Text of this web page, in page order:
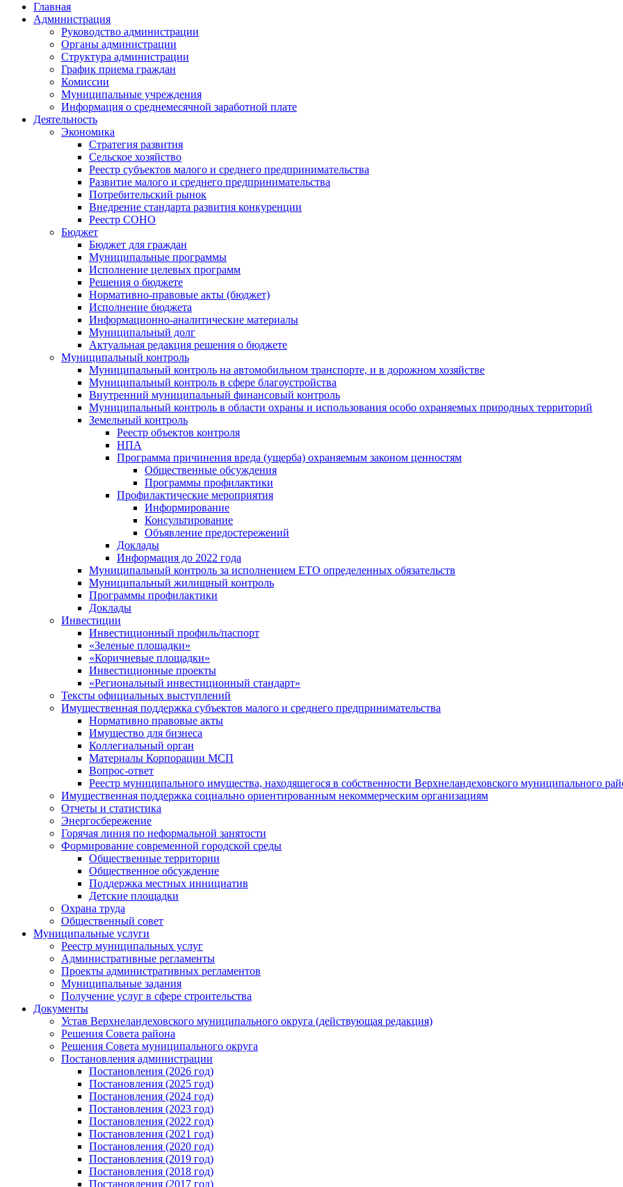
Главная
Администрация
Руководство администрации
Органы администрации
Структура администрации
График приема граждан
Комиссии
Муниципальные учреждения
Информация о среднемесячной заработной плате
Деятельность
Экономика
Стратегия развития
Сельское хозяйство
Реестр субъектов малого и среднего предпринимательства
Развитие малого и среднего предпринимательства
Потребительский рынок
Внедрение стандарта развития конкуренции
Реестр СОНО
Бюджет
Бюджет для граждан
Муниципальные программы
Исполнение целевых программ
Решения о бюджете
Нормативно-правовые акты (бюджет)
Исполнение бюджета
Информационно-аналитические материалы
Муниципальный долг
Актуальная редакция решения о бюджете
Муниципальный контроль
Муниципальный контроль на автомобильном транспорте, и в дорожном хозяйстве
Муниципальный контроль в сфере благоустройства
Внутренний муниципальный финансовый контроль
Муниципальный контроль в области охраны и использования особо охраняемых природных территорий
Земельный контроль
Реестр объектов контроля
НПА
Программа причинения вреда (ущерба) охраняемым законом ценностям
Общественные обсуждения
Программы профилактики
Профилактические мероприятия
Информирование
Консультирование
Объявление предостережений
Доклады
Информация до 2022 года
Муниципальный контроль за исполнением ЕТО определенных обязательств
Муниципальный жилищный контроль
Программы профилактики
Доклады
Инвестиции
Инвестиционный профиль/паспорт
«Зеленые площадки»
«Коричневые площадки»
Инвестиционные проекты
«Региональный инвестиционный стандарт»
Тексты официальных выступлений
Имущественная поддержка субъектов малого и среднего предпринимательства
Нормативно правовые акты
Имущество для бизнеса
Коллегиальный орган
Материалы Корпорации МСП
Вопрос-ответ
Реестр муниципального имущества, находящегося в собственности Верхнеландеховского муниципального
Имущественная поддержка социально ориентированным некоммерческим организациям
Отчеты и статистика
Энергосбережение
Горячая линия по неформальной занятости
Формирование современной городской среды
Общественные территории
Общественное обсуждение
Поддержка местных иннициатив
Детские площадки
Охрана труда
Общественный совет
Муниципальные услуги
Реестр муниципальных услуг
Административные регламенты
Проекты административных регламентов
Муниципальные задания
Получение услуг в сфере строительства
Документы
Устав Верхнеландеховского муниципального округа (действующая редакция)
Решения Совета района
Решения Совета муниципального округа
Постановления администрации
Постановления (2026 год)
Постановления (2025 год)
Постановления (2024 год)
Постановления (2023 год)
Постановления (2022 год)
Постановления (2021 год)
Постановления (2020 год)
Постановления (2019 год)
Постановления (2018 год)
Постановления (2017 год)